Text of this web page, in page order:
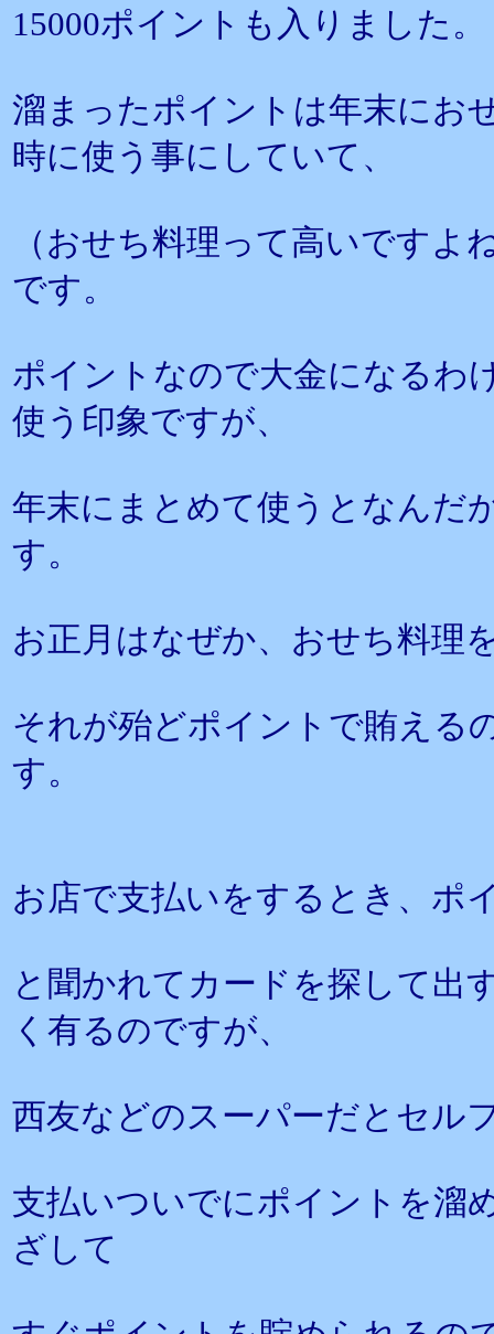
15000ポイントも入りました。
溜まったポイントは年末にお
時に使う事にしていて、
（おせち料理って高いですよ
です。
ポイントなので大金になるわ
使う印象ですが、
年末にまとめて使うとなんだ
す。
お正月はなぜか、おせち料理
それが殆どポイントで賄える
す。
お店で支払いをするとき、ポ
と聞かれてカードを探して出
く有るのですが、
西友などのスーパーだとセル
支払いついでにポイントを溜
ざして